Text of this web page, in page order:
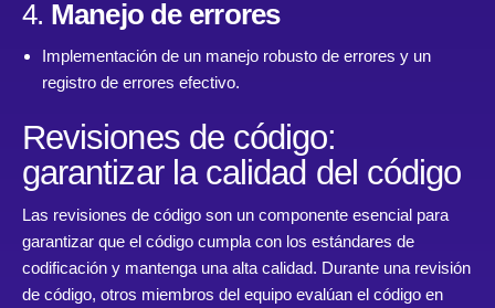
4. Manejo de errores
Implementación de un manejo robusto de errores y un
registro de errores efectivo.
Revisiones de código:
garantizar la calidad del código
Las revisiones de código son un componente esencial para
garantizar que el código cumpla con los estándares de
codificación y mantenga una alta calidad. Durante una revisión
de código, otros miembros del equipo evalúan el código en